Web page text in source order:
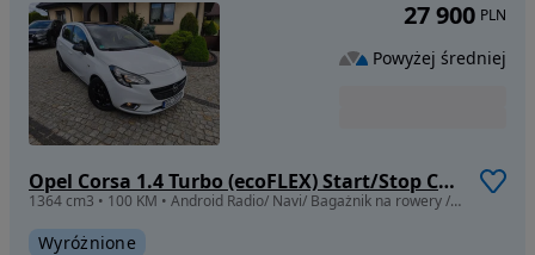
Opel Corsa 1.4 Turbo (ecoFLEX) Start/Stop Color Edition
1364 cm3 • 100 KM • Android Radio/ Navi/ Bagażnik na rowery / Parktronic tył / Czarny dach
Wyróżnione
27 900 PLN
Powyżej średniej